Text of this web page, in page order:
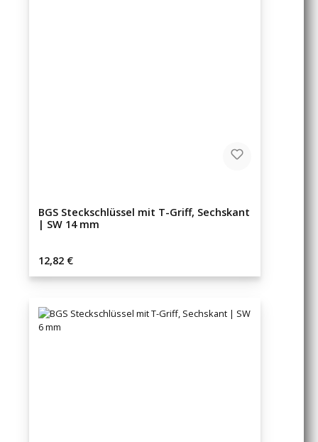
BGS Steckschlüssel mit T-Griff, Sechskant
| SW 14 mm
Regulärer Preis:
12,82 €